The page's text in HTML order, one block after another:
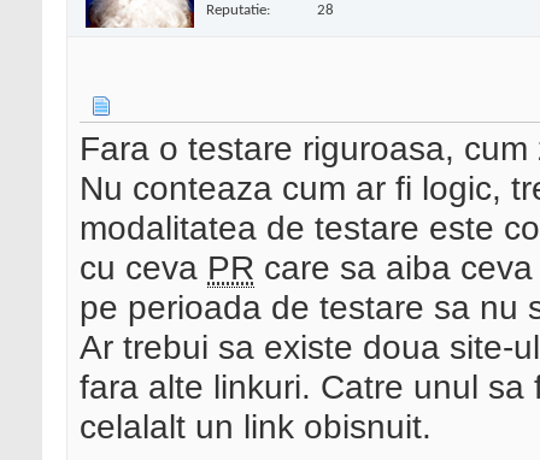
Reputatie: 28
Fara o testare riguroasa,
Nu conteaza cum ar fi logic,
modalitatea de testare este
cu ceva PR care sa aiba
pe perioada de testare sa nu
Ar trebui sa existe doua site-
fara alte linkuri. Catre unul
celalalt un link obisnuit.